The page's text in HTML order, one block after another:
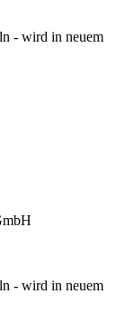
- wird in neuem
- wird in neuem